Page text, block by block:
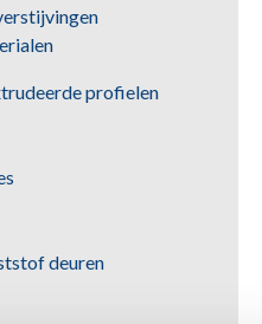
profielen
deuren